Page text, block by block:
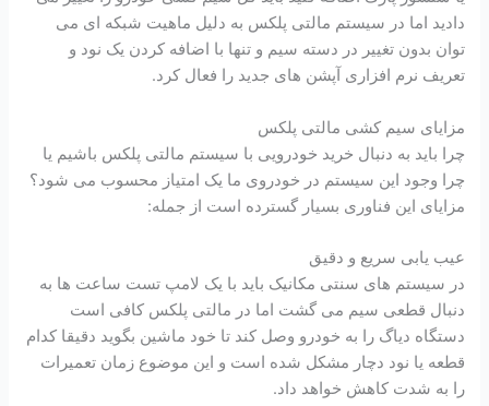
دادید اما در سیستم مالتی پلکس به دلیل ماهیت شبکه ای می
توان بدون تغییر در دسته سیم و تنها با اضافه کردن یک نود و
تعریف نرم افزاری آپشن های جدید را فعال کرد.
مزایای سیم کشی مالتی پلکس
چرا باید به دنبال خرید خودرویی با سیستم مالتی پلکس باشیم یا
چرا وجود این سیستم در خودروی ما یک امتیاز محسوب می شود؟
مزایای این فناوری بسیار گسترده است از جمله:
عیب یابی سریع و دقیق
در سیستم های سنتی مکانیک باید با یک لامپ تست ساعت ها به
دنبال قطعی سیم می گشت اما در مالتی پلکس کافی است
دستگاه دیاگ را به خودرو وصل کند تا خود ماشین بگوید دقیقا کدام
قطعه یا نود دچار مشکل شده است و این موضوع زمان تعمیرات
را به شدت کاهش خواهد داد.